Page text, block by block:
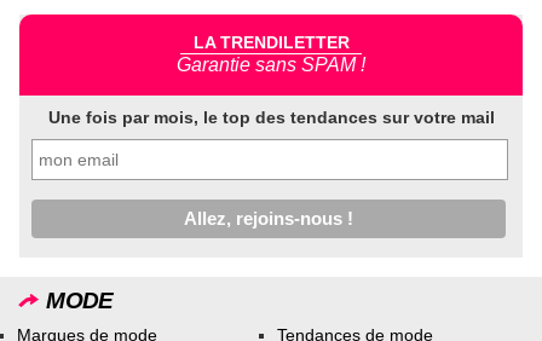
LA TRENDILETTER
Garantie sans SPAM !
Une fois par mois, le top des tendances sur votre mail
MODE
Marques de mode Tendances de mode